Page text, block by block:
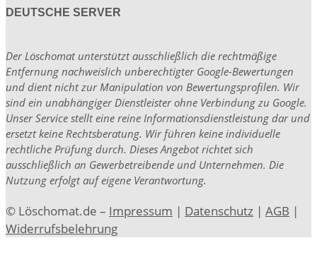
DEUTSCHE SERVER
Der Löschomat unterstützt ausschließlich die rechtmäßige
Entfernung nachweislich unberechtigter Google-Bewertungen
und dient nicht zur Manipulation von Bewertungsprofilen. Wir
sind ein unabhängiger Dienstleister ohne Verbindung zu Google.
Unser Service stellt eine reine Informationsdienstleistung dar und
ersetzt keine Rechtsberatung. Wir führen keine individuelle
rechtliche Prüfung durch. Dieses Angebot richtet sich
ausschließlich an Gewerbetreibende und Unternehmen. Die
Nutzung erfolgt auf eigene Verantwortung.
© Löschomat.de – Impressum | Datenschutz | AGB |
Widerrufsbelehrung